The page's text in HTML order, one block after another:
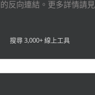
反向連結。更多詳情請見
搜尋 3,000+ 線上工具